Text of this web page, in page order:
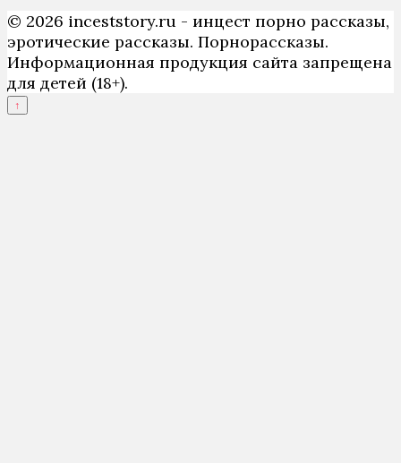
© 2026 inceststory.ru - инцест порно рассказы,
эротические рассказы. Порнорассказы.
Информационная продукция сайта запрещена
для детей (18+).